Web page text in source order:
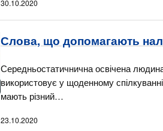
30.10.2020
Слова, що допомагають
Середньостатичнична освічена
використовує у щоденному
мають різний…
23.10.2020